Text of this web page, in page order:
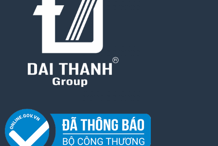
Nha Khoa Đại Thành Sài Gòn
CN1: 295 Cách Mạng Tháng 8, P.Phước Hiệp, TP.Bà Rịa,
Bà Rịa - Vũng Tàu